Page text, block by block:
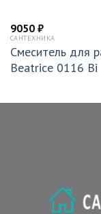
9050 ₽
САНТЕХНИКА
Смеситель для
Beatrice 0116 Bi